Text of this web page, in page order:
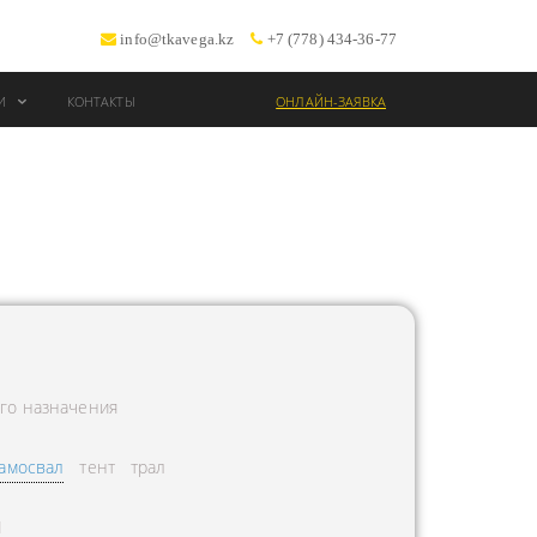
info@tkavega.kz +7 (778) 434-36-77
КОНТАКТЫ ОНЛАЙН-ЗАЯВКА
назначения
тент трал